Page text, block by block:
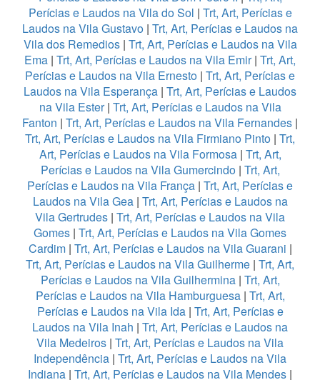
Perícias e Laudos na Vila do Sol | Trt, Art, Perícias e
Laudos na Vila Gustavo | Trt, Art, Perícias e Laudos na
Vila dos Remedios| Trt, Art, Perícias e Laudos na Vila
Ema | Trt, Art, Perícias e Laudos na Vila Emir| Trt, Art,
Perícias e Laudos na Vila Ernesto | Trt, Art, Perícias e
Laudos na Vila Esperança | Trt, Art, Perícias e Laudos
na Vila Ester| Trt, Art, Perícias e Laudos na Vila
Fanton | Trt, Art, Perícias e Laudos na Vila Fernandes |
Trt, Art, Perícias e Laudos na Vila Firmiano Pinto | Trt,
Art, Perícias e Laudos na Vila Formosa| Trt, Art,
Perícias e Laudos na Vila Gumercindo| Trt, Art,
Perícias e Laudos na Vila França | Trt, Art, Perícias e
Laudos na Vila Gea| Trt, Art, Perícias e Laudos na
Vila Gertrudes | Trt, Art, Perícias e Laudos na Vila
Gomes | Trt, Art, Perícias e Laudos na Vila Gomes
Cardim| Trt, Art, Perícias e Laudos na Vila Guarani |
Trt, Art, Perícias e Laudos na Vila Guilherme | Trt, Art,
Perícias e Laudos na Vila Guilhermina| Trt, Art,
Perícias e Laudos na Vila Hamburguesa| Trt, Art,
Perícias e Laudos na Vila Ida| Trt, Art, Perícias e
Laudos na Vila Inah | Trt, Art, Perícias e Laudos na
Vila Medeiros | Trt, Art, Perícias e Laudos na Vila
Independência | Trt, Art, Perícias e Laudos na Vila
Indiana | Trt, Art, Perícias e Laudos na Vila Mendes |